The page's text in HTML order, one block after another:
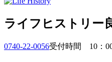
ライフヒストリー
0740-22-0056受付時間 10：